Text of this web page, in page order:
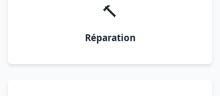
🔨
Réparation